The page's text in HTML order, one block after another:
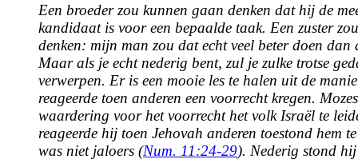
Een broeder zou kunnen gaan denken dat hij de
kandidaat is voor een bepaalde taak. Een zuster
denken: mijn man zou dat echt veel beter doen dan
Maar als je echt nederig bent, zul je zulke trotse
verwerpen. Er is een mooie les te halen uit de
reageerde toen anderen een voorrecht kregen.
waardering voor het voorrecht het volk Israël te
reageerde hij toen Jehovah anderen toestond hem
was niet jaloers (Num. 11:24-29). Nederig stond